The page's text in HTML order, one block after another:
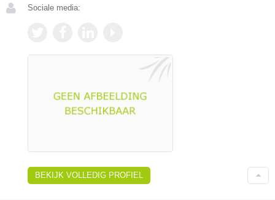
Sociale media:
BEKIJK VOLLEDIG PROFIEL